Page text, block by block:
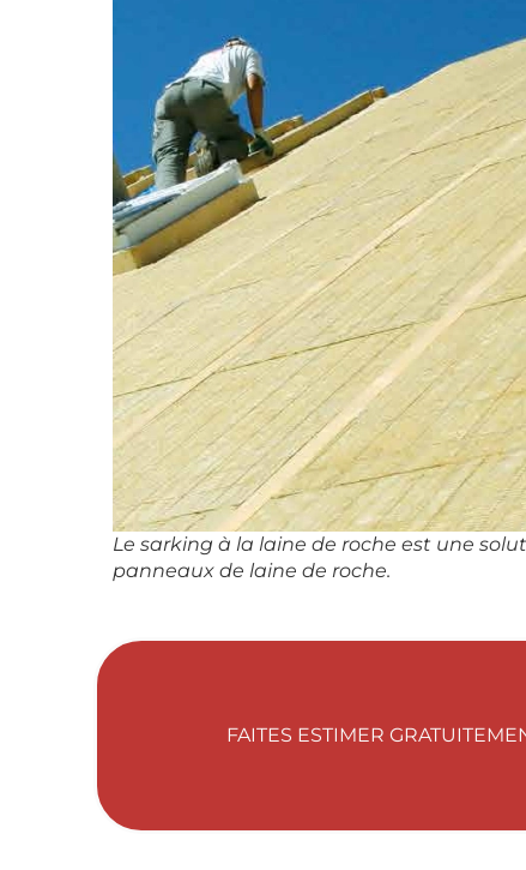
Le sarking à la laine de roche est une
panneaux de laine de roche.
FAITES ESTIMER